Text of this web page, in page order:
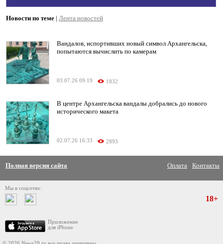
Новости по теме | Лента новостей
Вандалов, испортивших новый символ Архангельска,
попытаются вычислить по камерам
03.07.26 09:19 1832
В центре Архангельска вандалы добрались до нового
исторического макета
02.07.26 16:33 2893
Полная версия сайта Оплата Контакты
Мы в соцсетях:
Приложение
для iPhone
18+